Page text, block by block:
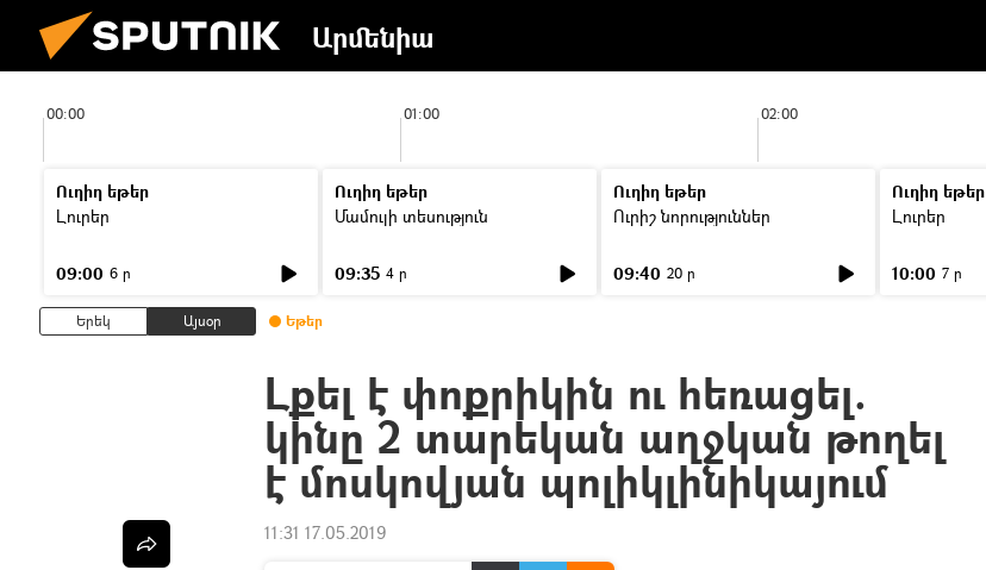
Արմենիա
00:00 01:00 02:00
Ուղիղ եթեր
Լուրեր
09:00 6 ր
Ուղիղ եթեր
Մամուլի տեսություն
09:35 4 ր
Ուղիղ եթեր
Ուրիշ նորություններ
09:40 20 ր
Ուղիղ եթեր
Լուրեր
10:00 7 ր
Երեկ Այսօր Եթեր
Լքել է փոքրիկին ու հեռացել.
կինը 2 տարեկան աղջկան թողել
է մոսկովյան պոլիկլինիկայում
11:31 17.05.2019